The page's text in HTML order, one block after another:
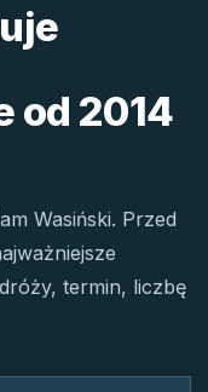
od 2014
Wasiński. Przed
termin, liczbę